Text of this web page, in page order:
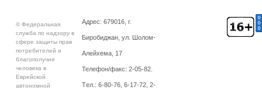
© Федеральная
служба по надзору в
сфере защиты прав
потребителей и
благополучия
человека в
Еврейской
автономной
Адрес: 679016, г.
Биробиджан, ул. Шолом-
Алейхема, 17
Телефон/факс: 2-05-82.
Tел.: 6-80-76, 6-17-72, 2-